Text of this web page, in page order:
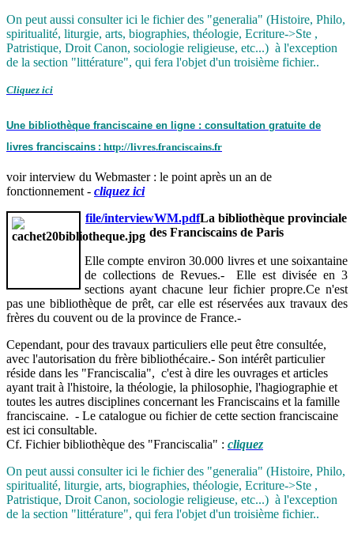
On peut aussi consulter ici le fichier des "generalia" (Histoire, Philo,
spiritualité, liturgie, arts, biographies, théologie, Ecriture->Ste ,
Patristique, Droit Canon, sociologie religieuse, etc...) à l'exception
de la section "littérature", qui fera l'objet d'un troisième fichier..
Cliquez ici
Une bibliothèque franciscaine en ligne : consultation gratuite de
livres franciscains : http://livres.franciscains.fr
voir interview du Webmaster : le point après un an de
fonctionnement - cliquez ici
file/interviewWM.pdfLa bibliothèque provinciale
des Franciscains de Paris
Elle compte environ 30.000 livres et une soixantaine
de collections de Revues.- Elle est divisée en 3
sections ayant chacune leur fichier propre.Ce n'est
pas une bibliothèque de prêt, car elle est réservées aux travaux des
frères du couvent ou de la province de France.-
Cependant, pour des travaux particuliers elle peut être consultée,
avec l'autorisation du frère bibliothécaire.- Son intérêt particulier
réside dans les "Franciscalia", c'est à dire les ouvrages et articles
ayant trait à l'histoire, la théologie, la philosophie, l'hagiographie et
toutes les autres disciplines concernant les Franciscains et la famille
franciscaine. - Le catalogue ou fichier de cette section franciscaine
est ici consultable.
Cf. Fichier bibliothèque des "Franciscalia" : cliquez
On peut aussi consulter ici le fichier des "generalia" (Histoire, Philo,
spiritualité, liturgie, arts, biographies, théologie, Ecriture->Ste ,
Patristique, Droit Canon, sociologie religieuse, etc...) à l'exception
de la section "littérature", qui fera l'objet d'un troisième fichier..